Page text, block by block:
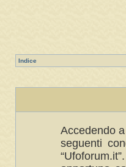
Indice
Accedendo
seguenti